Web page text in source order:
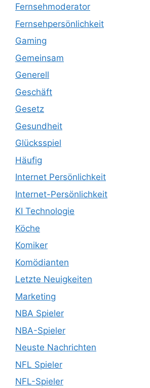
Fernsehmoderator
Fernsehpersönlichkeit
Gaming
Gemeinsam
Generell
Geschäft
Gesetz
Gesundheit
Glücksspiel
Häufig
Internet Persönlichkeit
Internet-Persönlichkeit
KI Technologie
Köche
Komiker
Komödianten
Letzte Neuigkeiten
Marketing
NBA Spieler
NBA-Spieler
Neuste Nachrichten
NFL Spieler
NFL-Spieler